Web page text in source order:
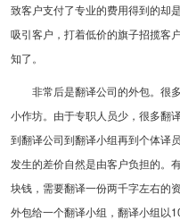
致客户支付了专业的费用得到的却
吸引客户，打着低价的旗子招揽客
知了。
非常后是翻译公司的外包。很多
小作坊。由于专职人员少，很多翻
到翻译公司到翻译小组再到个体译
发生的差价自然是由客户负担的。
块钱，需要翻译一份两千字左右的
外包给一个翻译小组，翻译小组以